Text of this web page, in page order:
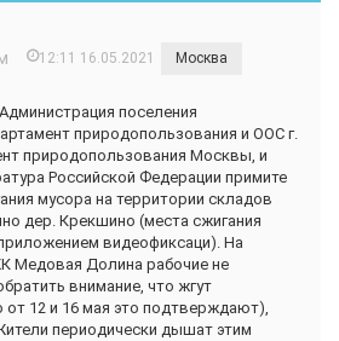
12:11 16.05.2021 Москва
поселения
природопользования и ООС г.
природопользования Москвы, и
Российской Федерации примите
мусора на территории складов
дер. Крекшино (места сжигания
видеофиксаци). На
Медовая Долина рабочие не
внимание, что жгут
от 12 и 16 мая это подтверждают),
периодически дышат этим